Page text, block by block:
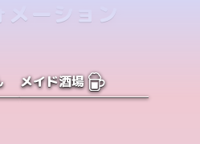
メイド酒場
メーション